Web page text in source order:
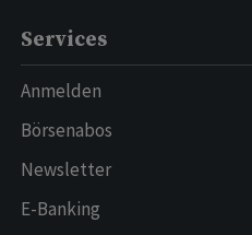
Services
Anmelden
Börsenabos
Newsletter
E-Banking